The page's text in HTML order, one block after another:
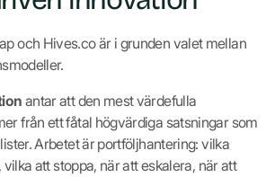
och Hives.co är i grunden valet mellan
antar att den mest värdefulla
från ett fåtal högvärdiga satsningar som
Arbetet är portföljhantering: vilka
att stoppa, när att eskalera, när att